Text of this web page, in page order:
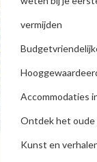
vermijden
Accommodaties
Ontdek het oude
Kunst en